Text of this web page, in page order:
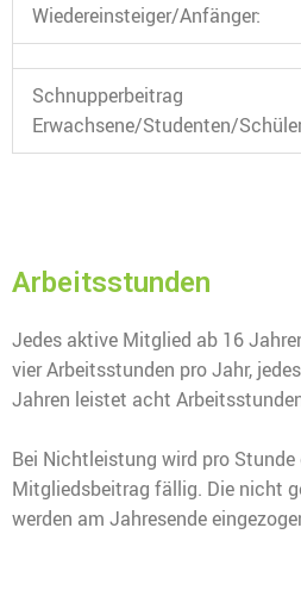
Wiedereinsteiger/Anfänger:
Schnupperbeitrag
Erwachsene/Studenten/
Arbeitsstunden
Jedes aktive Mitglied ab 16
vier Arbeitsstunden pro Jahr,
Jahren leistet acht
Bei Nichtleistung wird pro Stunde
Mitgliedsbeitrag fällig. Die nicht
werden am Jahresende